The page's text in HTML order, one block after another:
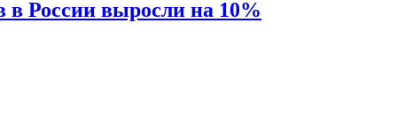
России выросли на 10%